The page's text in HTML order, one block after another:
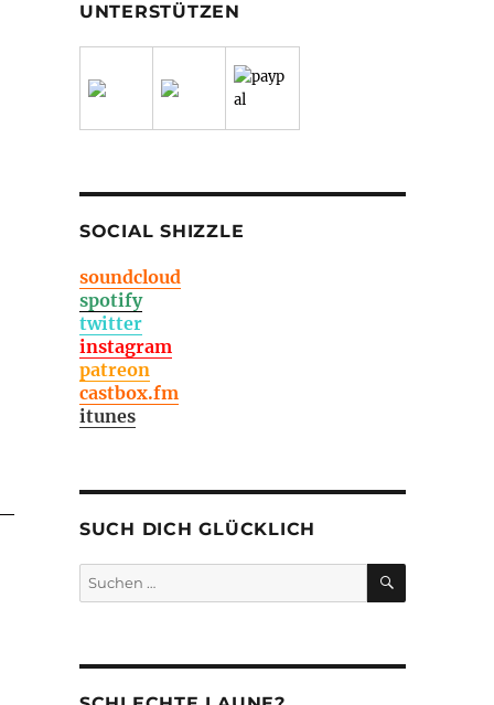
UNTERSTÜTZEN
SOCIAL SHIZZLE
soundcloud
spotify
twitter
instagram
patreon
castbox.fm
itunes
SUCH DICH GLÜCKLICH
Suchen
nach:
SUCHEN